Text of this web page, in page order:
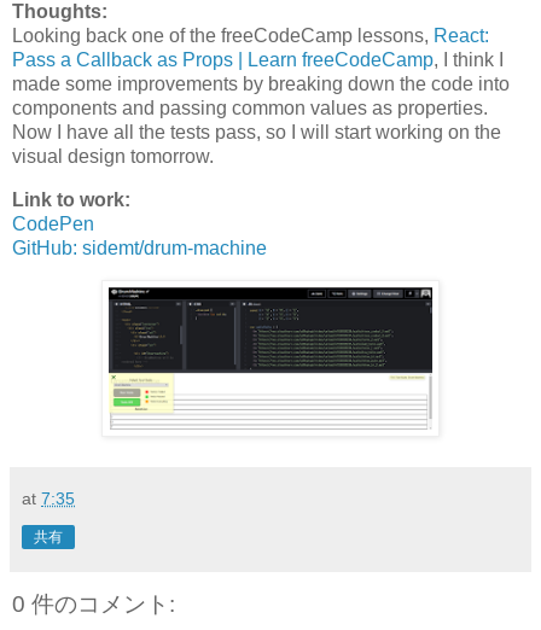
Thoughts:
Looking back one of the freeCodeCamp lessons, React:
Pass a Callback as Props | Learn freeCodeCamp, I think I
made some improvements by breaking down the code into
components and passing common values as properties.
Now I have all the tests pass, so I will start working on the
visual design tomorrow.
Link to work:
CodePen
GitHub: sidemt/drum-machine
at 7:35
共有
0 件のコメント: